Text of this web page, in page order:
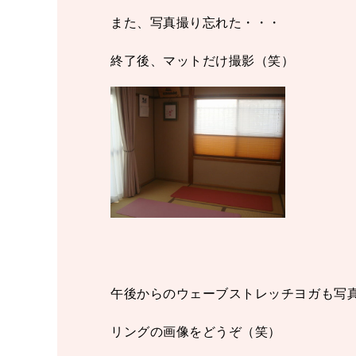
また、写真撮り忘れた・・・
終了後、マットだけ撮影（笑）
午後からのウェーブストレッチヨガも写
リングの画像をどうぞ（笑）